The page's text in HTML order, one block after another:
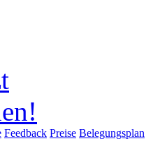
Feedback Preise Belegungsplan